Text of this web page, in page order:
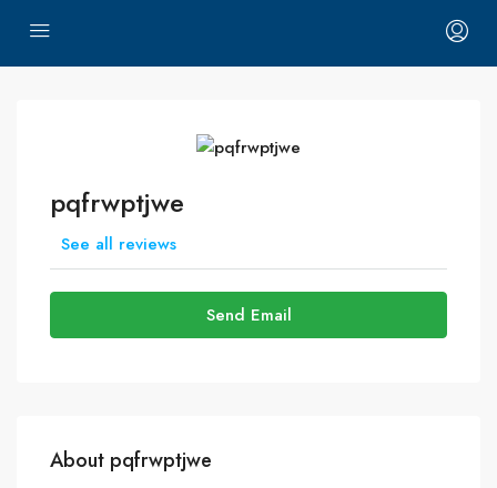
pqfrwptjwe
See all reviews
Send Email
About pqfrwptjwe